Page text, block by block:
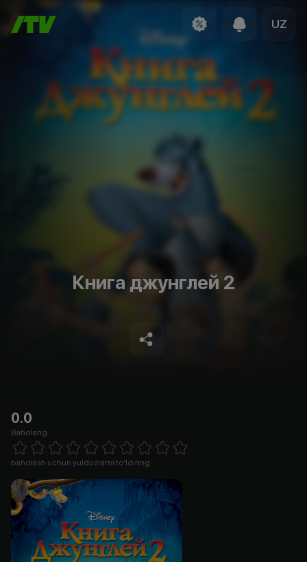
UZ
Книга джунглей 2
0.0
Baholang
1 Star 2 Stars 3 Stars 4 Stars5 Stars 6 Stars7 Stars8 Stars
baholash uchun yulduzlarni to'ldiring